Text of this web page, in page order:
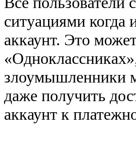
ситуациями
аккаунт. Это
злоумышленники
даже получить
аккаунт к